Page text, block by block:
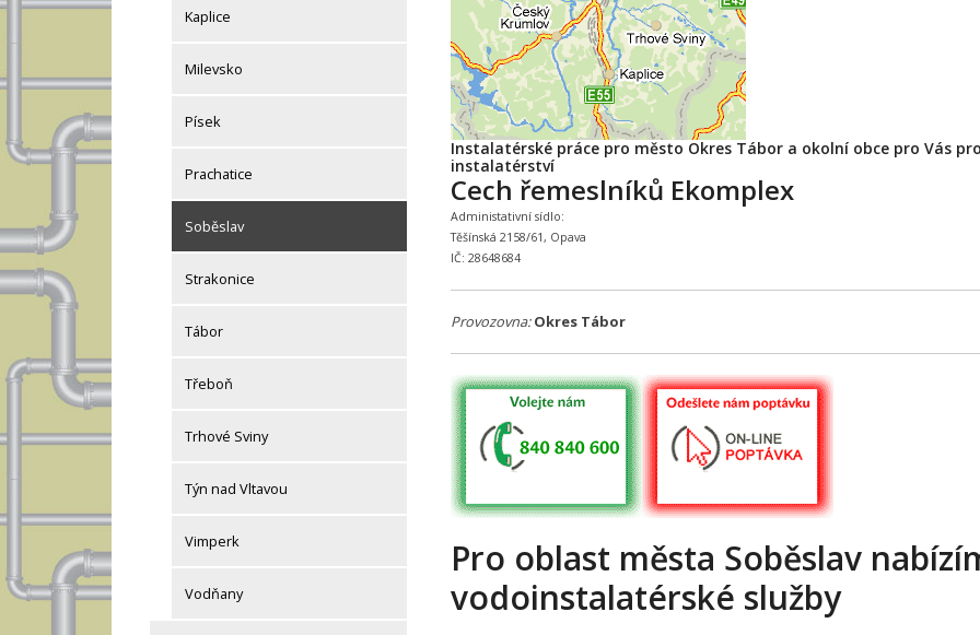
Kaplice
Milevsko
Písek
Prachatice
Soběslav
Strakonice
Tábor
Třeboň
Trhové Sviny
Týn nad Vltavou
Vimperk
Vodňany
Instalatérské práce pro město Okres Tábor a okolní obce pro Vás
instalatérství
Cech řemeslníků Ekomplex
Administativní sídlo:
Těšínská 2158/61, Opava
IČ: 28648684
Provozovna: Okres Tábor
Pro oblast města Soběslav
vodoinstalatérské služby